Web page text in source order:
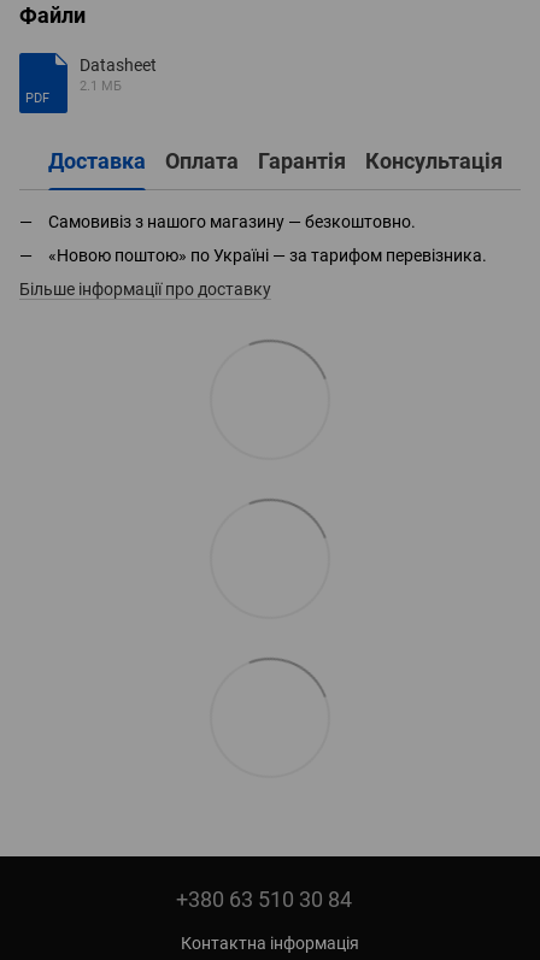
Файли
PDF
Datasheet
2.1 МБ
Доставка Оплата Гарантія Консультація
Самовивіз з нашого магазину — безкоштовно.
«Новою поштою» по Україні — за тарифом перевізника.
Більше інформації про доставку
+380 63 510 30 84
Контактна інформація